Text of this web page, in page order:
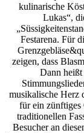
kulinarische
Lukas“,
Festarena. Für
zeigen, dass
Dann
musikalische Herz
für ein zünftiges
traditionellen
Besucher an